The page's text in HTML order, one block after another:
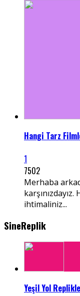
Hangi Tarz
1
7502
Merhaba
karşınızdayız.
ihtimaliniz...
SineReplik
Yeşil Yol